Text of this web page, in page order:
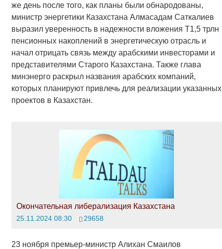
же день после того, как планы были обнародованы,
министр энергетики Казахстана Алмасадам Саткалиев
выразил уверенность в надежности вложения Т1,5 трлн
пенсионных накоплений в энергетическую отрасль и
начал отрицать связь между арабскими инвесторами и
представителями Старого Казахстана. Также глава
минэнерго раскрыл названия арабских компаний,
которых планируют привлечь для реализации указанных
проектов в Казахстан.
Окончательная либерализация Казахстана
25.11.2024 08:30 29658
23 ноября премьер-министр Алихан Смаилов